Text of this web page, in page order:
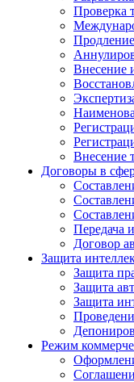
Проверка
Внесение
Внесение
Договоры в
Передача
Договор
Защита
Защита
Защита
Защита
Режим